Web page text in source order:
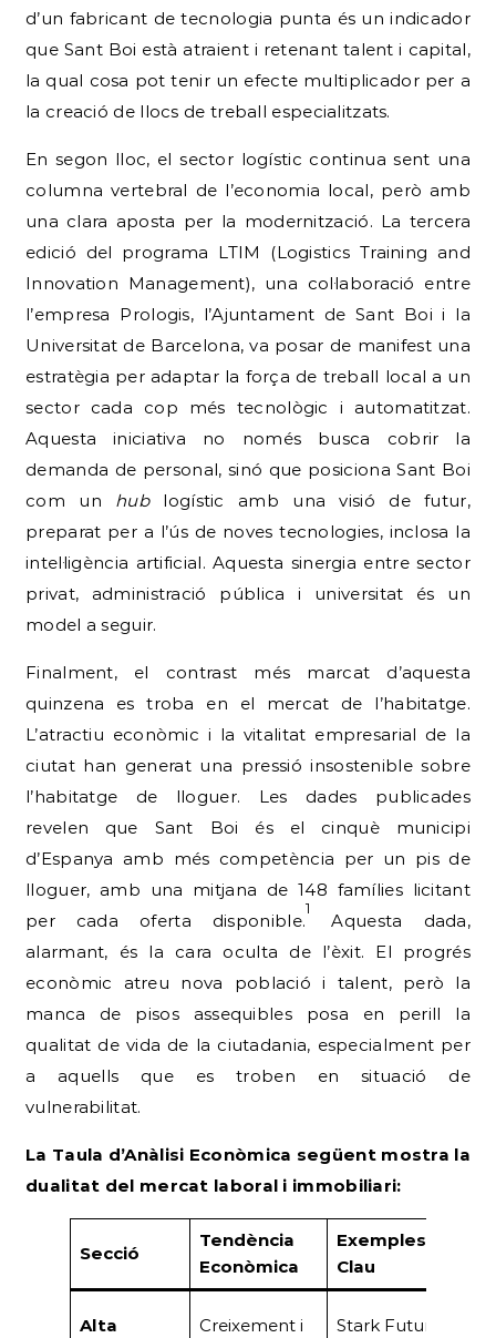
d’un fabricant de tecnologia punta és un indicador
que Sant Boi està atraient i retenant talent i capital,
la qual cosa pot tenir un efecte multiplicador per a
la creació de llocs de treball especialitzats.
En segon lloc, el sector logístic continua sent una
columna vertebral de l’economia local, però amb
una clara aposta per la modernització. La tercera
edició del programa LTIM (Logistics Training and
Innovation Management), una col·laboració entre
l’empresa Prologis, l’Ajuntament de Sant Boi i la
Universitat de Barcelona, va posar de manifest una
estratègia per adaptar la força de treball local a un
sector cada cop més tecnològic i automatitzat.
Aquesta iniciativa no només busca cobrir la
demanda de personal, sinó que posiciona Sant Boi
com un hublogístic amb una visió de futur,
preparat per a l’ús de noves tecnologies, inclosa la
intel·ligència artificial. Aquesta sinergia entre sector
privat, administració pública i universitat és un
model a seguir.
Finalment, el contrast més marcat d’aquesta
quinzena es troba en el mercat de l’habitatge.
L’atractiu econòmic i la vitalitat empresarial de la
ciutat han generat una pressió insostenible sobre
l’habitatge de lloguer. Les dades publicades
revelen que Sant Boi és el cinquè municipi
d’Espanya amb més competència per un pis de
lloguer, amb una mitjana de 148 famílies licitant
per cada oferta disponible.
1
Aquesta dada,
alarmant, és la cara oculta de l’èxit. El progrés
econòmic atreu nova població i talent, però la
manca de pisos assequibles posa en perill la
qualitat de vida de la ciutadania, especialment per
a aquells que es troben en situació de
vulnerabilitat.
La Taula d’Anàlisi Econòmica següent mostra la
dualitat del mercat laboral i immobiliari:
Secció
Tendència
Econòmica
Exemples
Clau
Alta
Creixement i
Stark Future